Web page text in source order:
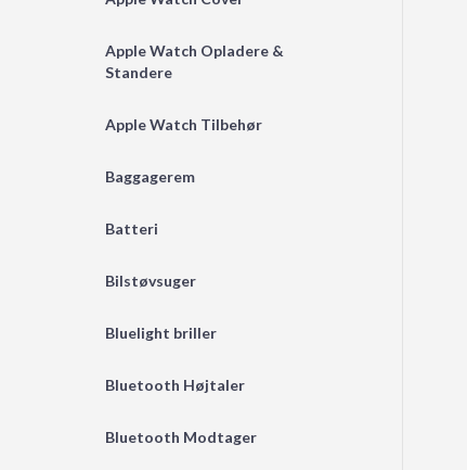
Apple Watch Opladere &
Standere
Apple Watch Tilbehør
Baggagerem
Batteri
Bilstøvsuger
Bluelight briller
Bluetooth Højtaler
Bluetooth Modtager